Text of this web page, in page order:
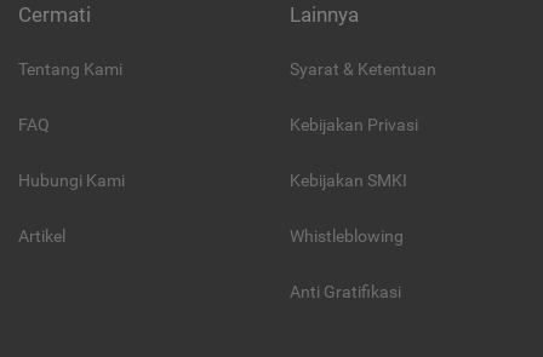
Cermati
Tentang Kami
FAQ
Hubungi Kami
Artikel
Lainnya
Syarat & Ketentuan
Kebijakan Privasi
Kebijakan SMKI
Whistleblowing
Anti Gratifikasi